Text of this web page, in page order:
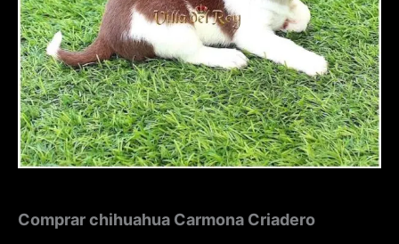
Comprar chihuahua Carmona Criadero